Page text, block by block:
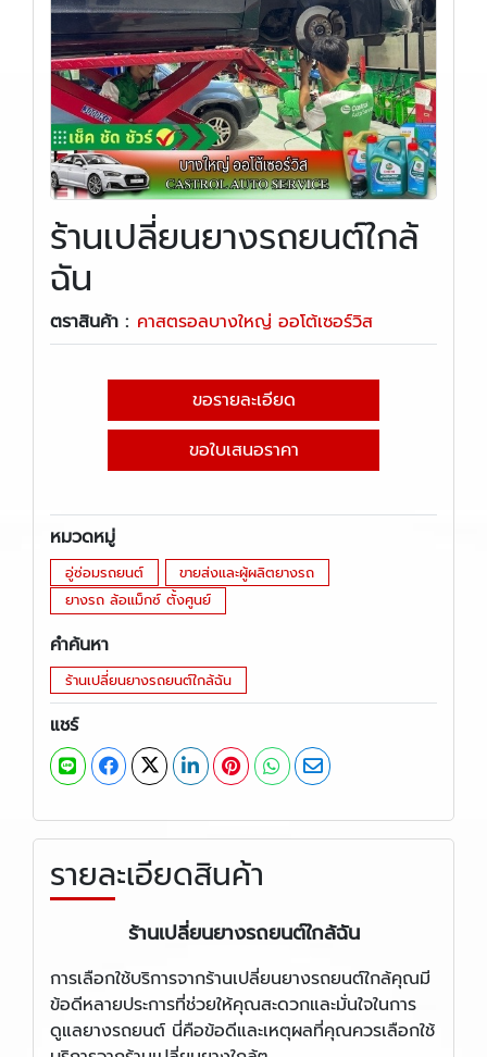
ร้านเปลี่ยนยางรถยนต์ใกล้
ฉัน
ตราสินค้า : คาสตรอลบางใหญ่ ออโต้เซอร์วิส
ขอรายละเอียด
ขอใบเสนอราคา
หมวดหมู่
อู่ซ่อมรถยนต์
ขายส่งและผู้ผลิตยางรถ
ยางรถ ล้อแม็กซ์ ตั้งศูนย์
คำค้นหา
ร้านเปลี่ยนยางรถยนต์ใกล้ฉัน
แชร์
รายละเอียดสินค้า
ร้านเปลี่ยนยางรถยนต์ใกล้ฉัน
การเลือกใช้บริการจากร้านเปลี่ยนยางรถยนต์ใกล้คุณมี
ข้อดีหลายประการที่ช่วยให้คุณสะดวกและมั่นใจในการ
ดูแลยางรถยนต์ นี่คือข้อดีและเหตุผลที่คุณควรเลือกใช้